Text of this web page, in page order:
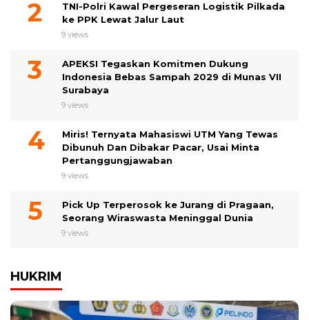
TNI-Polri Kawal Pergeseran Logistik Pilkada
ke PPK Lewat Jalur Laut
9 views
APEKSI Tegaskan Komitmen Dukung
Indonesia Bebas Sampah 2029 di Munas VII
Surabaya
9 views
Miris! Ternyata Mahasiswi UTM Yang Tewas
Dibunuh Dan Dibakar Pacar, Usai Minta
Pertanggungjawaban
9 views
Pick Up Terperosok ke Jurang di Pragaan,
Seorang Wiraswasta Meninggal Dunia
9 views
HUKRIM